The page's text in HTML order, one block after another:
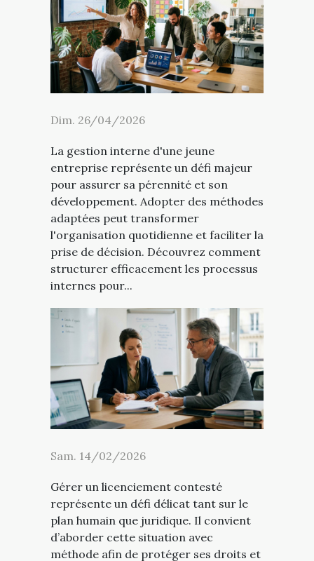
Dim. 26/04/2026
La gestion interne d'une jeune
entreprise représente un défi majeur
pour assurer sa pérennité et son
développement. Adopter des méthodes
adaptées peut transformer
l'organisation quotidienne et faciliter la
prise de décision. Découvrez comment
structurer efficacement les processus
internes pour...
Sam. 14/02/2026
Gérer un licenciement contesté
représente un défi délicat tant sur le
plan humain que juridique. Il convient
d’aborder cette situation avec
méthode afin de protéger ses droits et